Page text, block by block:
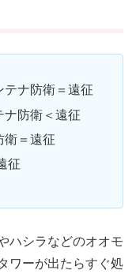
ナ防衛＝遠征
防衛＜遠征
衛＝遠征
征
ハシラなどのオオモ
ワーが出たらすぐ処